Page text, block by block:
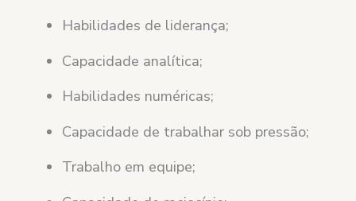
Habilidades de liderança;
Capacidade analítica;
Habilidades numéricas;
Capacidade de trabalhar sob pressão;
Trabalho em equipe;